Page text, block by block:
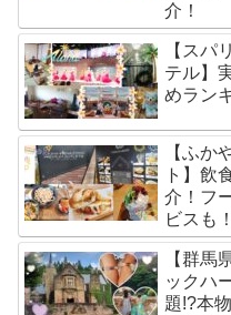
介！
【スパ
テル】
めラン
【ふか
ト】飲
介！フ
ビスも！
【群馬
ックハ
題!?本